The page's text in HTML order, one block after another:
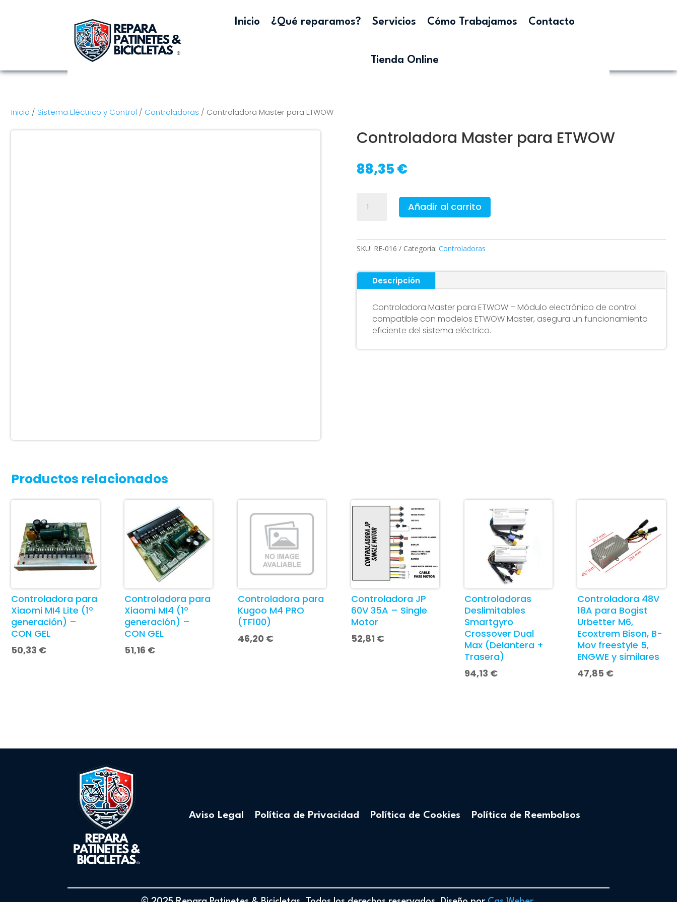
Inicio ¿Qué reparamos? Servicios Cómo Trabajamos Contacto
Tienda Online
Inicio / Sistema Eléctrico y Control / Controladoras / Controladora Master para ETWOW
Controladora Master para ETWOW
88,35€
Controladora
Master
cantidad
Añadir al carrito
SKU: RE-016 Categoría: Controladoras
Descripción
Controladora Master para ETWOW – Módulo electrónico de control
compatible con modelos ETWOW Master, asegura un funcionamiento
eficiente del sistema eléctrico.
Productos relacionados
Controladora para
Xiaomi MI4 Lite (1º
generación) –
CON GEL
50,33 €
Controladora para
Xiaomi MI4 (1º
generación) –
CON GEL
51,16 €
Controladora para
Kugoo M4 PRO
(TF100)
46,20 €
Controladora JP
60V 35A – Single
Motor
52,81 €
Controladoras
Deslimitables
Smartgyro
Crossover Dual
Max (Delantera +
Trasera)
94,13 €
Controladora 48V
18A para Bogist
Urbetter M6,
Ecoxtrem Bison, B-
Mov freestyle 5,
ENGWE y similares
47,85 €
Aviso Legal Política de Privacidad Política de Cookies Política de Reembolsos